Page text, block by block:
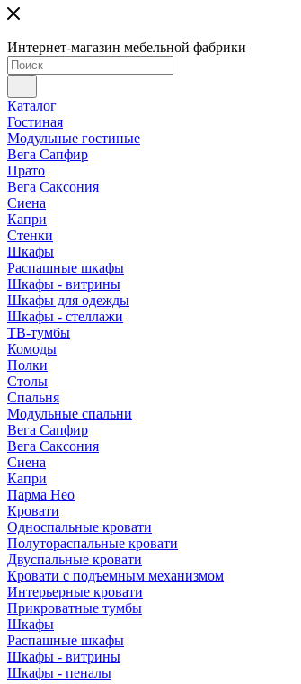
Интернет-магазин мебельной фабрики
Каталог
Гостиная
Модульные гостиные
Вега Сапфир
Прато
Вега Саксония
Сиена
Капри
Стенки
Шкафы
Распашные шкафы
Шкафы - витрины
Шкафы для одежды
Шкафы - стеллажи
ТВ-тумбы
Комоды
Полки
Столы
Спальня
Модульные спальни
Вега Сапфир
Вега Саксония
Сиена
Капри
Парма Нео
Кровати
Односпальные кровати
Полутораспальные кровати
Двуспальные кровати
Кровати с подъемным механизмом
Интерьерные кровати
Прикроватные тумбы
Шкафы
Распашные шкафы
Шкафы - витрины
Шкафы - пеналы